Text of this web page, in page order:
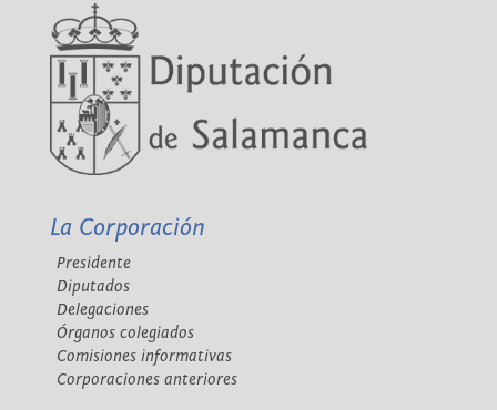
La Corporación
Presidente
Diputados
Delegaciones
Órganos colegiados
Comisiones informativas
Corporaciones anteriores